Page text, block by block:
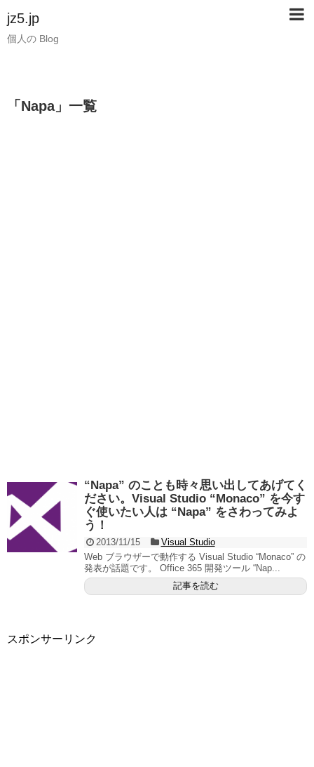
jz5.jp
個人の Blog
「 Napa」 一覧
“Napa” のことも時々思い出してあげてく
ださい。Visual Studio “Monaco” を今す
ぐ使いたい人は “Napa” をさわってみよ
う！
2013/11/15
Visual Studio
Web ブラウザーで動作する Visual Studio “Monaco” の
発表が話題です。 Office 365 開発ツール “Nap...
記事を読む
スポンサーリンク